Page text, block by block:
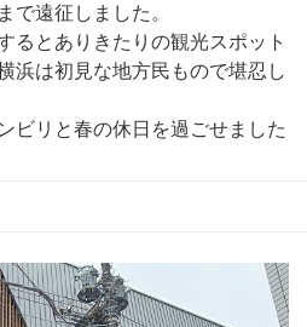
で遠征しました。
るとありきたりの観光スポット
浜は初見な地方民もので堪忍し
ビリと春の休日を過ごせました